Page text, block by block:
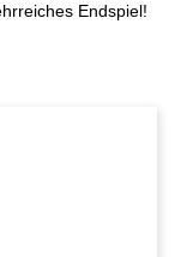
Endspiel!